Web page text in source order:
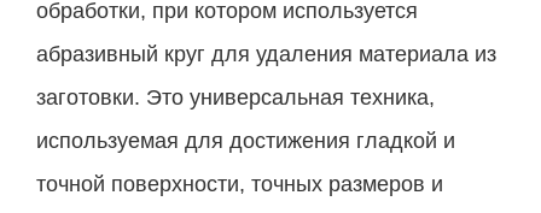
обработки, при котором используется
абразивный круг для удаления материала из
заготовки. Это универсальная техника,
используемая для достижения гладкой и
точной поверхности, точных размеров и